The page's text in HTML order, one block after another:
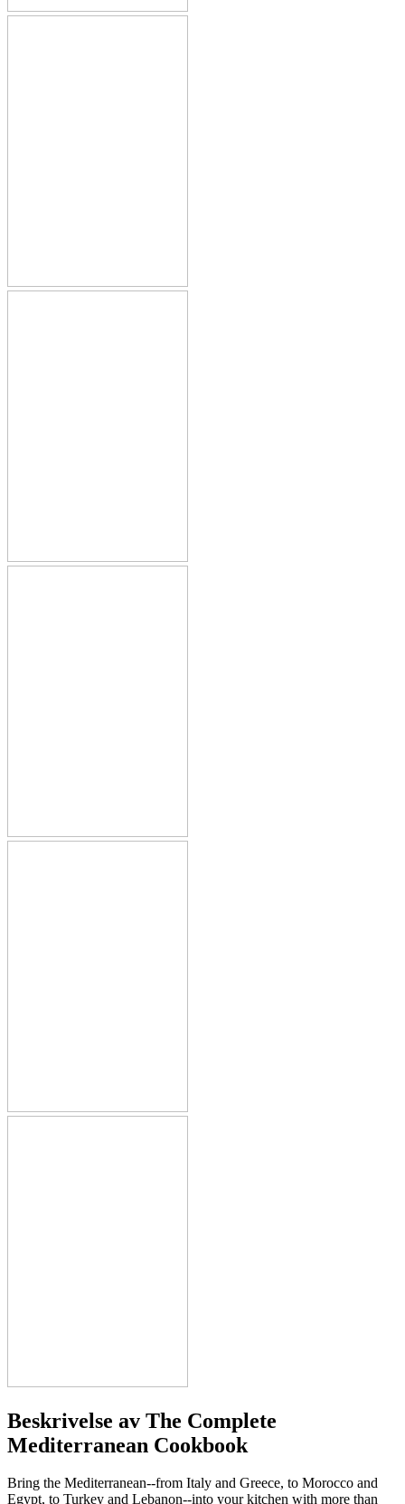
Beskrivelse av The Complete
Mediterranean Cookbook
Bring the Mediterranean--from Italy and Greece, to Morocco and
Egypt, to Turkey and Lebanon--into your kitchen with more than